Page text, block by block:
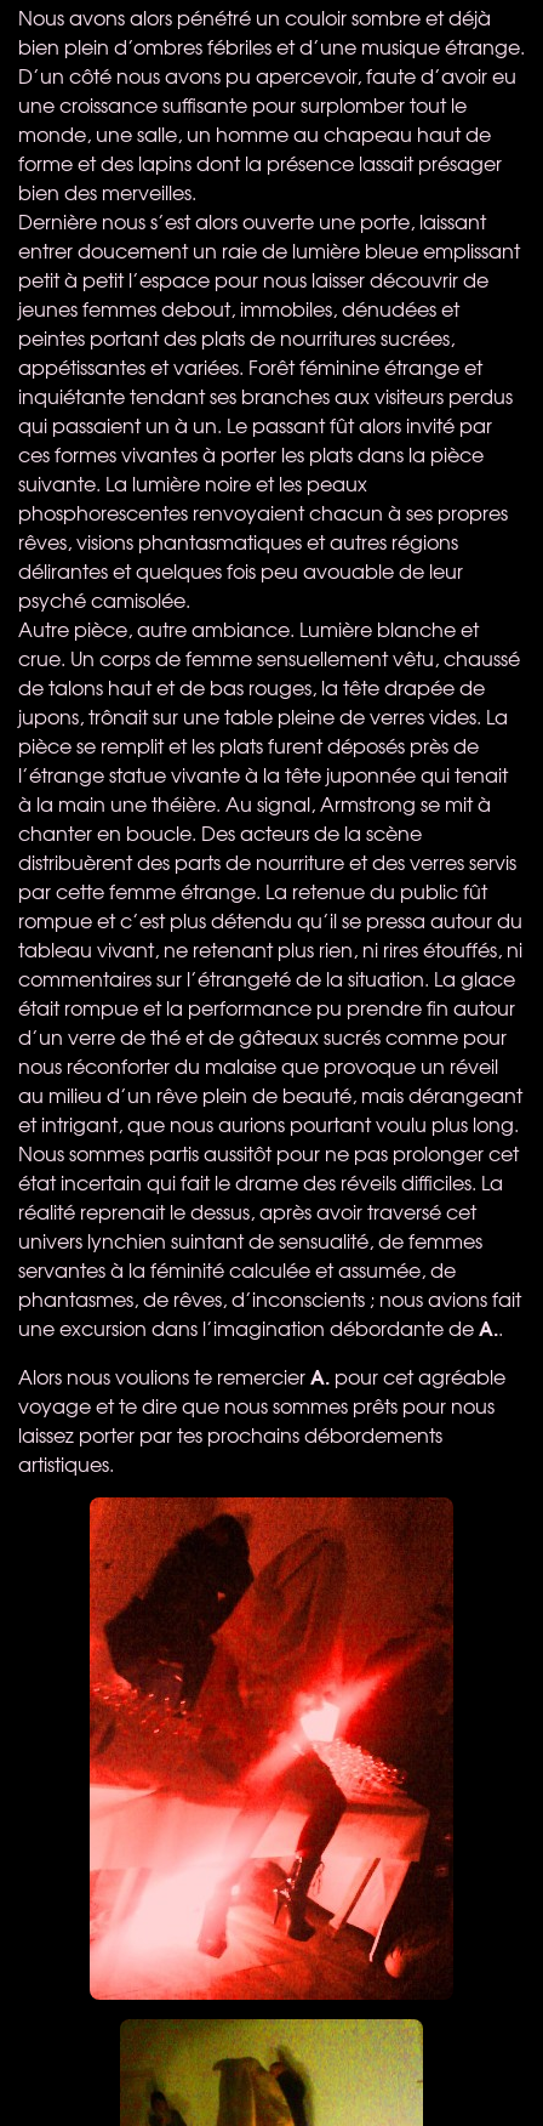
Nous avons alors pénétré un couloir sombre et déjà
bien plein d’ombres fébriles et d’une musique étrange.
D’un côté nous avons pu apercevoir, faute d’avoir eu
une croissance suffisante pour surplomber tout le
monde, une salle, un homme au chapeau haut de
forme et des lapins dont la présence lassait présager
bien des merveilles.
Dernière nous s’est alors ouverte une porte, laissant
entrer doucement un raie de lumière bleue emplissant
petit à petit l’espace pour nous laisser découvrir de
jeunes femmes debout, immobiles, dénudées et
peintes portant des plats de nourritures sucrées,
appétissantes et variées. Forêt féminine étrange et
inquiétante tendant ses branches aux visiteurs perdus
qui passaient un à un. Le passant fût alors invité par
ces formes vivantes à porter les plats dans la pièce
suivante. La lumière noire et les peaux
phosphorescentes renvoyaient chacun à ses propres
rêves, visions phantasmatiques et autres régions
délirantes et quelques fois peu avouable de leur
psyché camisolée.
Autre pièce, autre ambiance. Lumière blanche et
crue. Un corps de femme sensuellement vêtu, chaussé
de talons haut et de bas rouges, la tête drapée de
jupons, trônait sur une table pleine de verres vides. La
pièce se remplit et les plats furent déposés près de
l’étrange statue vivante à la tête juponnée qui tenait
à la main une théière. Au signal, Armstrong se mit à
chanter en boucle. Des acteurs de la scène
distribuèrent des parts de nourriture et des verres servis
par cette femme étrange. La retenue du public fût
rompue et c’est plus détendu qu’il se pressa autour du
tableau vivant, ne retenant plus rien, ni rires étouffés, ni
commentaires sur l’étrangeté de la situation. La glace
était rompue et la performance pu prendre fin autour
d’un verre de thé et de gâteaux sucrés comme pour
nous réconforter du malaise que provoque un réveil
au milieu d’un rêve plein de beauté, mais dérangeant
et intrigant, que nous aurions pourtant voulu plus long.
Nous sommes partis aussitôt pour ne pas prolonger cet
état incertain qui fait le drame des réveils difficiles. La
réalité reprenait le dessus, après avoir traversé cet
univers lynchien suintant de sensualité, de femmes
servantes à la féminité calculée et assumée, de
phantasmes, de rêves, d’inconscients ; nous avions fait
une excursion dans l’imagination débordante deA..
Alors nous voulions te remercierA. pour cet agréable
voyage et te dire que nous sommes prêts pour nous
laissez porter par tes prochains débordements
artistiques.